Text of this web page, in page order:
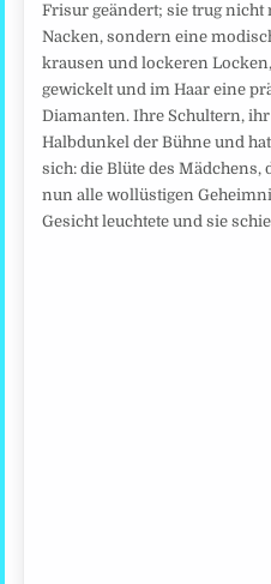
Frisur geändert; sie trug
Nacken, sondern eine
krausen und lockeren
gewickelt und im Haar eine
Diamanten. Ihre Schultern,
Halbdunkel der Bühne und
sich: die Blüte des
nun alle wollüstigen
Gesicht leuchtete und sie